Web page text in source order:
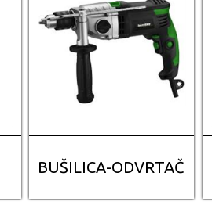
BUŠILICA-ODVRTAČ